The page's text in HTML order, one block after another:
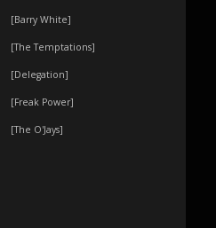
[Barry White]
[The Temptations]
[Delegation]
[Freak Power]
[The O'Jays]